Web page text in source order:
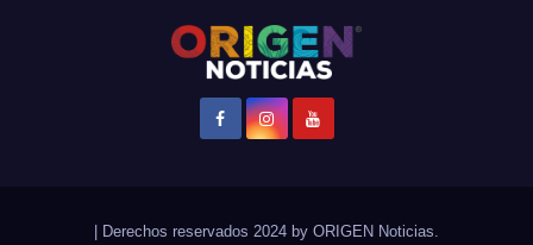
| Derechos reservados 2024 by ORIGEN Noticias